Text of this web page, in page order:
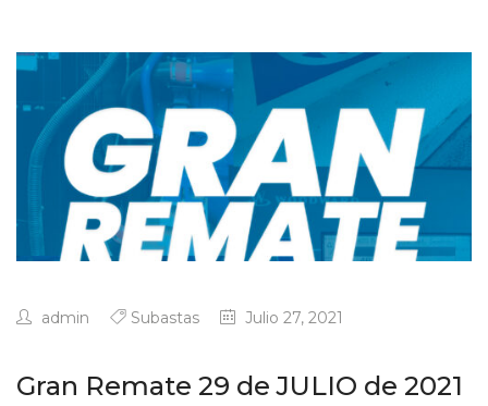
admin Subastas Julio 27, 2021
Gran Remate 29 de JULIO de 2021